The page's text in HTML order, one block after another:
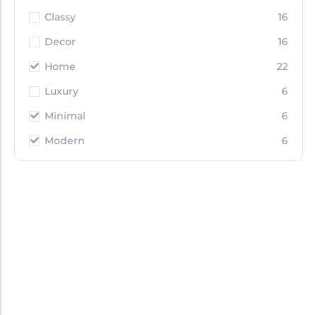
Classy
16
Decor
16
Home
22
Luxury
6
Minimal
6
Modern
6